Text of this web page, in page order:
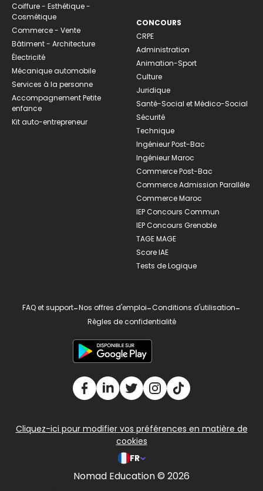
Coiffure - Esthétique -
Cosmétique
Commerce - Vente
Bâtiment - Architecture
Électricité
Mécanique automobile
Services à la personne
Accompagnement Petite
enfance
Kit auto-entrepreneur
CONCOURS
CRPE
Administration
Animation-Sport
Culture
Juridique
Santé-Social et Médico-Social
Sécurité
Technique
Ingénieur Post-Bac
Ingénieur Maroc
Commerce Post-Bac
Commerce Admission Parallèle
Commerce Maroc
IEP Concours Commun
IEP Concours Grenoble
TAGE MAGE
Score IAE
Tests de Logique
FAQ et support-Nos offres d'emploi-Conditions d'utilisation-
Règles de confidentialité
Cliquez-ici pour modifier vos préférences en matière de
cookies
FR
Nomad Education © 2026